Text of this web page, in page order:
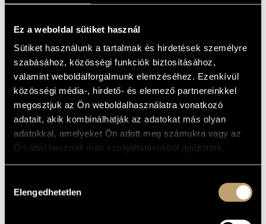
Ez a weboldal sütiket használ
Sütiket használunk a tartalmak és hirdetések személyre
szabásához, közösségi funkciók biztosításához,
valamint weboldalforgalmunk elemzéséhez. Ezenkívül
közösségi média-, hirdető- és elemező partnereinkkel
megosztjuk az Ön weboldalhasználatra vonatkozó
adatait, akik kombinálhatják az adatokat más olyan
adatokkal, amelyeket Ön adott meg számukra vagy az
Ön által használt más szolgáltatásokból gyűjtöttek.
kiválasztása
Elengedhetetlen
Jeney Zoltán(1943-2019)
Kocsár Miklós(1933-2019)
Kósa György(1897-1984)
Kurtág György(1926)
Lavotta János(1764-1820)
Lendvay Kamilló
(1928-2016)
Maros Rudolf
Mihalovich Ödön(1842-1929)
Mosonyi Mihály(1815-1870)
Orbán György(1947)
Petrovics Emil(1930-2011)
Ránki György(1907-1992)
Sári József